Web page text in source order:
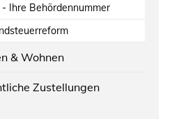
- Ihre Behördennummer
& Wohnen
Zustellungen